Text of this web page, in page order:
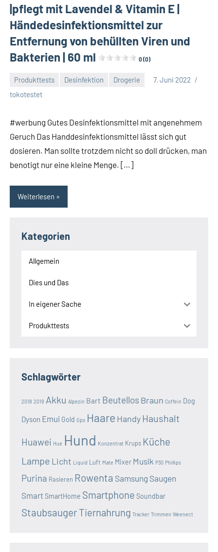
|pflegt mit Lavendel & Vitamin E |
Händedesinfektionsmittel zur
Entfernung von behüllten Viren und
Bakterien | 60 ml
0 (0)
Produkttests Desinfektion Drogerie
7. Juni 2022
tokotestet
Keine
#werbung Gutes Desinfektionsmittel mit angenehmem
Geruch Das Handdesinfektionsmittel lässt sich gut
dosieren. Man sollte trotzdem nicht so doll drücken, man
benotigt nur eine kleine Menge. […]
Weiterlesen
Kategorien
Allgemein
Dies und Das
In eigener Sache
Produkttests
Schlagwörter
2018 2019 Akku Alpezin Bart BeutellosBraun Coffein Dog
Dyson Emui Gold Gps Haare Handy Haushalt
Huawei Hue Hund Konzentrat Krups Küche
Lampe Licht Liquid Luft Mate Mixer Musik P30 Phillips
Purina Rasieren Rowenta Samsung Saugen
SmartSmartHome Smartphone Soundbar
Staubsauger Tiernahrung Tracker Trimmen Weenect